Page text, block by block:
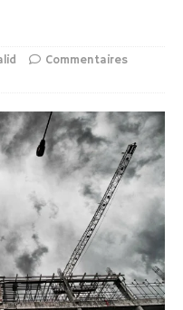
Commentaires